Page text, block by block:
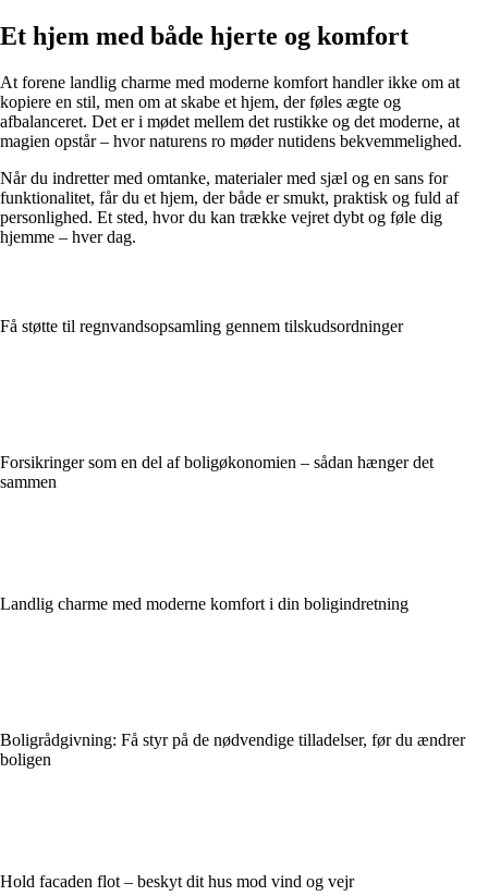
Et hjem med både hjerte og komfort
At forene landlig charme med moderne komfort handler ikke om at
kopiere en stil, men om at skabe et hjem, der føles ægte og
afbalanceret. Det er i mødet mellem det rustikke og det moderne, at
magien opstår – hvor naturens ro møder nutidens bekvemmelighed.
Når du indretter med omtanke, materialer med sjæl og en sans for
funktionalitet, får du et hjem, der både er smukt, praktisk og fuld af
personlighed. Et sted, hvor du kan trække vejret dybt og føle dig
hjemme – hver dag.
Få støtte til regnvandsopsamling gennem tilskudsordninger
Forsikringer som en del af boligøkonomien – sådan hænger det
sammen
Landlig charme med moderne komfort i din boligindretning
Boligrådgivning: Få styr på de nødvendige tilladelser, før du ændrer
boligen
Hold facaden flot – beskyt dit hus mod vind og vejr